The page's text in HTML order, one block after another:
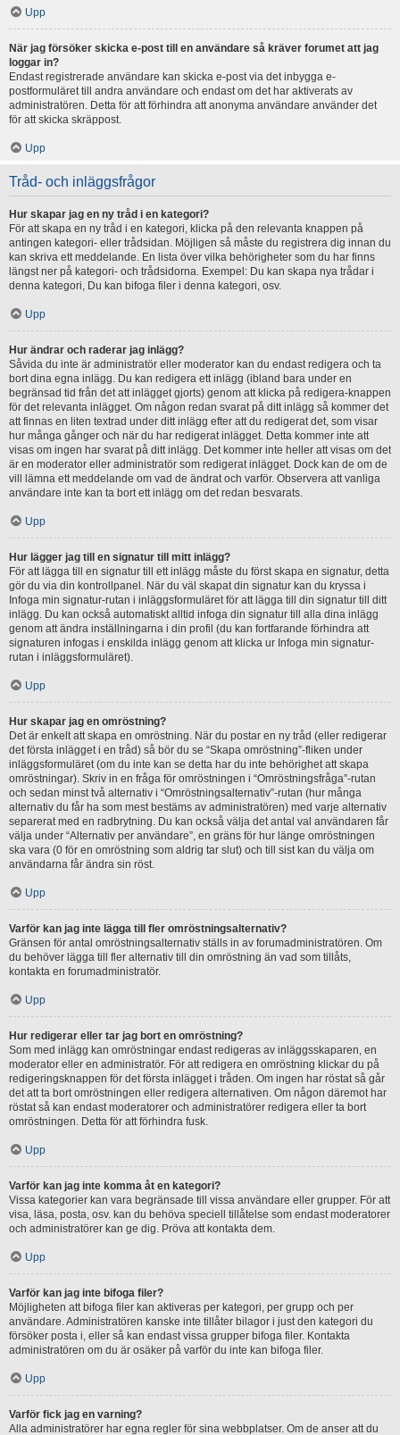
Upp
När jag försöker skicka e-post till en användare så kräver forumet att jag
loggar in?
Endast registrerade användare kan skicka e-post via det inbygga e-
postformuläret till andra användare och endast om det har aktiverats av
administratören. Detta för att förhindra att anonyma användare använder det
för att skicka skräppost.
Upp
Tråd- och inläggsfrågor
Hur skapar jag en ny tråd i en kategori?
För att skapa en ny tråd i en kategori, klicka på den relevanta knappen på
antingen kategori- eller trådsidan. Möjligen så måste du registrera dig innan du
kan skriva ett meddelande. En lista över vilka behörigheter som du har finns
längst ner på kategori- och trådsidorna. Exempel: Du kan skapa nya trådar i
denna kategori, Du kan bifoga filer i denna kategori, osv.
Upp
Hur ändrar och raderar jag inlägg?
Såvida du inte är administratör eller moderator kan du endast redigera och ta
bort dina egna inlägg. Du kan redigera ett inlägg (ibland bara under en
begränsad tid från det att inlägget gjorts) genom att klicka på redigera-knappen
för det relevanta inlägget. Om någon redan svarat på ditt inlägg så kommer det
att finnas en liten textrad under ditt inlägg efter att du redigerat det, som visar
hur många gånger och när du har redigerat inlägget. Detta kommer inte att
visas om ingen har svarat på ditt inlägg. Det kommer inte heller att visas om det
är en moderator eller administratör som redigerat inlägget. Dock kan de om de
vill lämna ett meddelande om vad de ändrat och varför. Observera att vanliga
användare inte kan ta bort ett inlägg om det redan besvarats.
Upp
Hur lägger jag till en signatur till mitt inlägg?
För att lägga till en signatur till ett inlägg måste du först skapa en signatur, detta
gör du via din kontrollpanel. När du väl skapat din signatur kan du kryssa i
Infoga min signatur-rutan i inläggsformuläret för att lägga till din signatur till ditt
inlägg. Du kan också automatiskt alltid infoga din signatur till alla dina inlägg
genom att ändra inställningarna i din profil (du kan fortfarande förhindra att
signaturen infogas i enskilda inlägg genom att klicka ur Infoga min signatur-
rutan i inläggsformuläret).
Upp
Hur skapar jag en omröstning?
Det är enkelt att skapa en omröstning. När du postar en ny tråd (eller redigerar
det första inlägget i en tråd) så bör du se “Skapa omröstning”-fliken under
inläggsformuläret (om du inte kan se detta har du inte behörighet att skapa
omröstningar). Skriv in en fråga för omröstningen i “Omröstningsfråga”-rutan
och sedan minst två alternativ i “Omröstningsalternativ”-rutan (hur många
alternativ du får ha som mest bestäms av administratören) med varje alternativ
separerat med en radbrytning. Du kan också välja det antal val användaren får
välja under “Alternativ per användare”, en gräns för hur länge omröstningen
ska vara (0 för en omröstning som aldrig tar slut) och till sist kan du välja om
användarna får ändra sin röst.
Upp
Varför kan jag inte lägga till fler omröstningsalternativ?
Gränsen för antal omröstningsalternativ ställs in av forumadministratören. Om
du behöver lägga till fler alternativ till din omröstning än vad som tillåts,
kontakta en forumadministratör.
Upp
Hur redigerar eller tar jag bort en omröstning?
Som med inlägg kan omröstningar endast redigeras av inläggsskaparen, en
moderator eller en administratör. För att redigera en omröstning klickar du på
redigeringsknappen för det första inlägget i tråden. Om ingen har röstat så går
det att ta bort omröstningen eller redigera alternativen. Om någon däremot har
röstat så kan endast moderatorer och administratörer redigera eller ta bort
omröstningen. Detta för att förhindra fusk.
Upp
Varför kan jag inte komma åt en kategori?
Vissa kategorier kan vara begränsade till vissa användare eller grupper. För att
visa, läsa, posta, osv. kan du behöva speciell tillåtelse som endast moderatorer
och administratörer kan ge dig. Pröva att kontakta dem.
Upp
Varför kan jag inte bifoga filer?
Möjligheten att bifoga filer kan aktiveras per kategori, per grupp och per
användare. Administratören kanske inte tillåter bilagor i just den kategori du
försöker posta i, eller så kan endast vissa grupper bifoga filer. Kontakta
administratören om du är osäker på varför du inte kan bifoga filer.
Upp
Varför fick jag en varning?
Alla administratörer har egna regler för sina webbplatser. Om de anser att du